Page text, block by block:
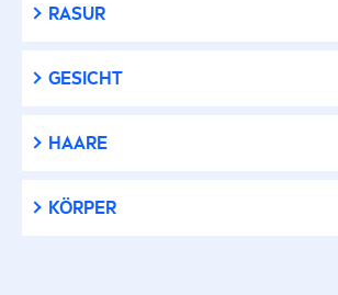
RASUR
GESICHT
HAARE
KÖRPER